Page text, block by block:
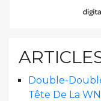
Double-
Tête De La